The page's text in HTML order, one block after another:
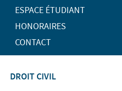
ESPACE ÉTUDIANT
HONORAIRES
CONTACT
DROIT CIVIL